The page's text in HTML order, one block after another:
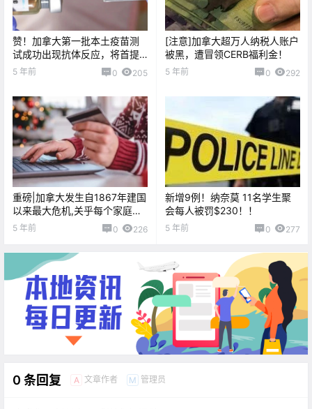
赞！加拿大第一批本土疫苗测
试成功出现抗体反应，将首提
供7600万剂
5 年前 0 205
[注意]加拿大超万人纳税人账户
被黑，遭冒领CERB福利金！
5 年前 0 292
重磅|加拿大发生自1867年建国
以来最大危机,关乎每个家庭！
电商惨啦！
5 年前 0 226
新增9例！纳奈莫 11名学生聚
会每人被罚$230！！
5 年前 0 277
0 条回复 A 文章作者 M 管理员